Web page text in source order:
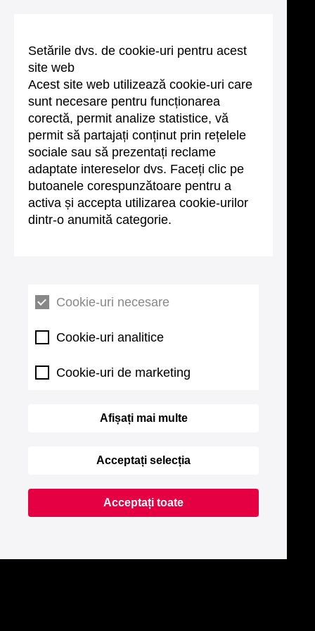
Setările dvs. de cookie-uri pentru acest
site web
Acest site web utilizează cookie-uri care
sunt necesare pentru funcționarea
corectă, permit analize statistice, vă
permit să partajați conținut prin rețelele
sociale sau să prezentați reclame
adaptate intereselor dvs. Faceți clic pe
butoanele corespunzătoare pentru a
activa și accepta utilizarea cookie-urilor
dintr-o anumită categorie.
Cookie-uri necesare
Cookie-uri analitice
Cookie-uri de marketing
Afișați mai multe
Acceptați selecția
Acceptați toate